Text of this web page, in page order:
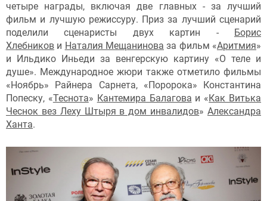
четыре награды, включая две главных - за лучший
фильм и лучшую режиссуру. Приз за лучший сценарий
поделили сценаристы двух картин -
Борис
Хлебников и Наталия Мещанинова за фильм «Аритмия»
и Ильдико Иньеди за венгерскую картину «О теле и
душе». Международное жюри также отметило фильмы
«Ноябрь» Райнера Сарнета, «Поророка» Константина
Попеску, «Теснота» Кантемира Балагова и « Как Витька
Чеснок вез Леху Штыря в дом инвалидов»Александра
Ханта.